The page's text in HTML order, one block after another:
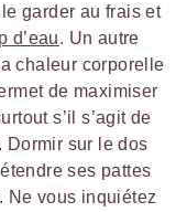
garder au frais et
d’eau. Un autre
chaleur corporelle
de maximiser
s’il s’agit de
Dormir sur le dos
ses pattes
Ne vous inquiétez